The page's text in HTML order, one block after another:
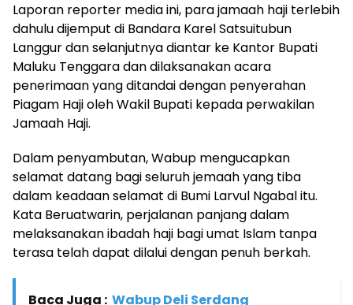
Laporan reporter media ini, para jamaah haji terlebih
dahulu dijemput di Bandara Karel Satsuitubun
Langgur dan selanjutnya diantar ke Kantor Bupati
Maluku Tenggara dan dilaksanakan acara
penerimaan yang ditandai dengan penyerahan
Piagam Haji oleh Wakil Bupati kepada perwakilan
Jamaah Haji.
Dalam penyambutan, Wabup mengucapkan
selamat datang bagi seluruh jemaah yang tiba
dalam keadaan selamat di Bumi Larvul Ngabal itu.
Kata Beruatwarin, perjalanan panjang dalam
melaksanakan ibadah haji bagi umat Islam tanpa
terasa telah dapat dilalui dengan penuh berkah.
Baca Juga : Wabup Deli Serdang